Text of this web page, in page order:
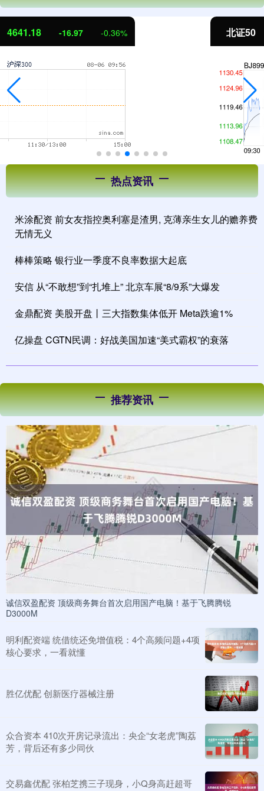
北证50 1123.90
热点资讯
米涂配资 前女友指控奥利塞是渣男, 克薄亲生女儿的赡养费
无情无义
棒棒策略 银行业一季度不良率数据大起底
安信 从“不敢想”到“扎堆上” 北京车展“8/9系”大爆发
金鼎配资 美股开盘丨三大指数集体低开 Meta跌逾1%
亿操盘 CGTN民调：好战美国加速“美式霸权”的衰落
推荐资讯
诚信双盈配资 顶级商务舞台首次启用国产电脑！基于飞腾腾锐
D3000M
明利配资端 统借统还免增值税：4个高频问题+4项
核心要求，一看就懂
胜亿优配 创新医疗器械注册
众合资本 410次开房记录流出：央企“女老虎”陶荔
芳，背后还有多少同伙
交易鑫优配 张柏芝携三子现身，小Q身高赶超哥